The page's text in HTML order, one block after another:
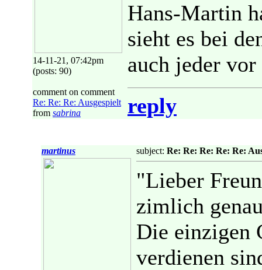
14-11-21, 07:42pm
(posts: 90)
comment on comment
Re: Re: Re: Ausgespielt
from sabrina
Hans-Martin
sieht es bei
auch jeder
reply
martinus subject: Re: Re: Re: Re: Re:
"Lieber
zimlich
Die einzigen
verdienen